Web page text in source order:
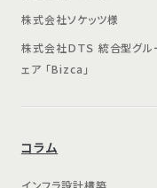
株式会社ソケッツ様
株式会社ＤＴＳ 統合型グル
ェア 「Bizca」
コラム
インフラ設計構築